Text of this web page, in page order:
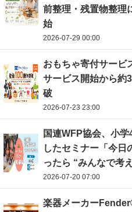
前整理・残置物整理
始
2026-07-29 00:00
おもちゃ寄付サービ
サービス開始から約
破
2026-07-23 23:00
国連WFP協会、小
したセミナー「今日
ったら “みんなで考
2026-07-20 07:00
楽器メーカー